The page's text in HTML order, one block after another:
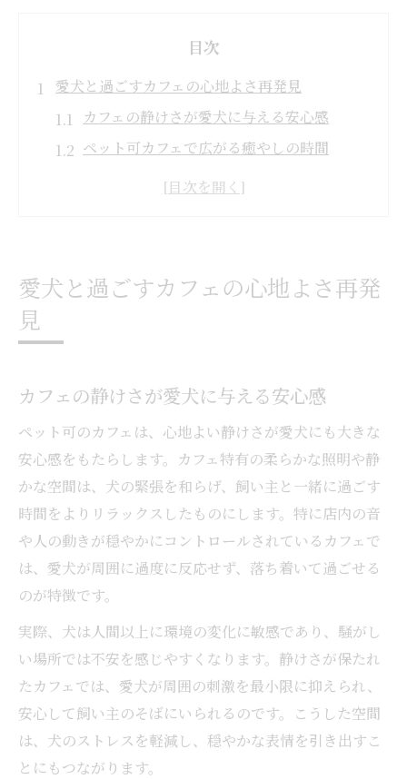
目次
愛犬と過ごすカフェの心地よさ再発見
カフェの静けさが愛犬に与える安心感
ペット可カフェで広がる癒やしの時間
カフェ空間が引き出す愛犬との絆
カフェで愛犬と過ごす穏やかな朝のひとと
体験
カフェで感じるペットとの安心な距離感
カフェで叶う愛犬と特別な午後の過ごし方
犬連れカフェ選びで大切なポイントとは
カフェ選びで重視したい愛犬の快適性
ペット可カフェの設備とサービスを比較
カフェで犬が安心できる空間づくりの要素
事前チェックで失敗しないカフェ探しのコ
ツ
愛犬と楽しめるカフェの特徴を徹底分析
カフェで愛犬とくつろぐ実践マナー集
カフェ利用時に守りたいペット同伴マナー
愛犬と過ごすカフェの心地よさ再発
見
カフェの静けさが愛犬に与える安心感
ペット可のカフェは、心地よい静けさが愛犬にも大きな
安心感をもたらします。カフェ特有の柔らかな照明や静
かな空間は、犬の緊張を和らげ、飼い主と一緒に過ごす
時間をよりリラックスしたものにします。特に店内の音
や人の動きが穏やかにコントロールされているカフェで
は、愛犬が周囲に過度に反応せず、落ち着いて過ごせる
のが特徴です。
実際、犬は人間以上に環境の変化に敏感であり、騒がし
い場所では不安を感じやすくなります。静けさが保たれ
たカフェでは、愛犬が周囲の刺激を最小限に抑えられ、
安心して飼い主のそばにいられるのです。こうした空間
は、犬のストレスを軽減し、穏やかな表情を引き出すこ
とにもつながります。